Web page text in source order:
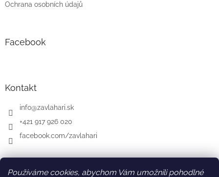
Používáme cookies, abychom Vám umožnili pohodlné
Ochrana osobních údajů
Facebook
Kontakt
info@zavlahari.sk
+421 917 926 020
facebook.com/zavlahari
SK AT DE